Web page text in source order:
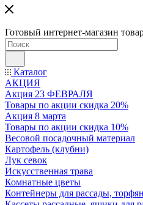
Готовый интернет-магазин
Каталог
АКЦИЯ
Акция 23 ФЕВРАЛЯ
Товары по акции скидка 20%
Акция 8 марта
Товары по акции скидка 10%
Весовой посадочный материал
Картофель (клубни)
Лук севок
Искусственная трава
Комнатные цветы
Контейнеры для рассады,